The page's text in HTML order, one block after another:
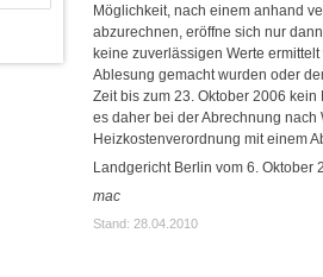
Möglichkeit, nach einem anhand
abzurechnen, eröffne sich nur
keine zuverlässigen Werte
Ablesung gemacht wurden oder
Zeit bis zum 23. Oktober 2006
es daher bei der Abrechnung nach
Heizkostenverordnung mit einem
Landgericht Berlin vom 6. Oktober
mac
Stand: 28.04.2010